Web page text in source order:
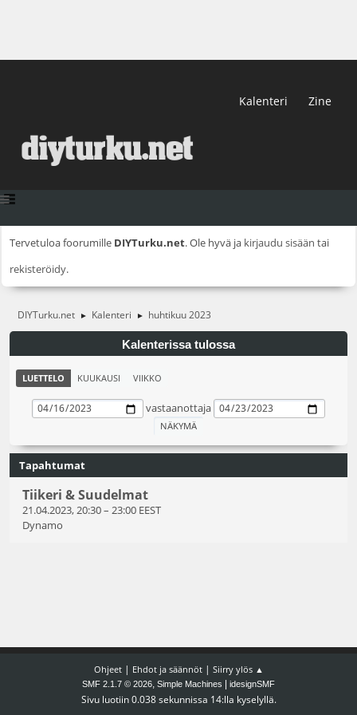
Kalenteri Zine
Tervetuloa foorumille DIYTurku.net. Ole hyvä ja kirjaudu sisään tai
rekisteröidy.
DIYTurku.net ► Kalenteri ► huhtikuu 2023
Kalenterissa tulossa
LUETTELO KUUKAUSI VIIKKO
vastaanottaja
Tapahtumat
Tiikeri & Suudelmat
21.04.2023, 20:30– 23:00 EEST
Dynamo
Ohjeet| Ehdot ja säännöt| Siirry ylös ▲
SMF 2.1.7 © 2026, Simple Machines idesignSMF
Sivu luotiin 0.038 sekunnissa 14:lla kyselyllä.